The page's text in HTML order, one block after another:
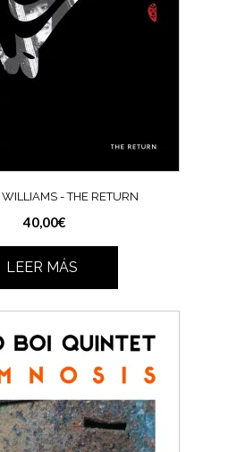
‎- THE RETURN
40,00€
LEER MÁS